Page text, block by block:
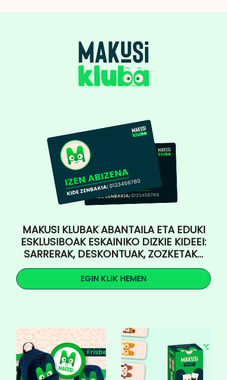
MAKUSI KLUBAK ABANTAILA ETA EDUKI
ESKLUSIBOAK ESKAINIKO DIZKIE KIDEEI:
SARRERAK, DESKONTUAK, ZOZKETAK...
EGIN KLIK HEMEN